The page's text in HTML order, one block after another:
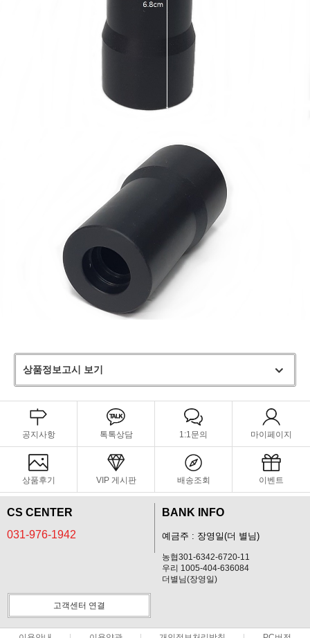
상품정보고시 보기
공지사항 톡톡상담 1:1문의 마이페이지
상품후기 VIP 게시판 배송조회 이벤트
CS CENTER
031-976-1942
BANK INFO
예금주 : 장영일(더 별님)
농협301-6342-6720-11
우리 1005-404-636084
더별님(장영일)
고객센터 연결